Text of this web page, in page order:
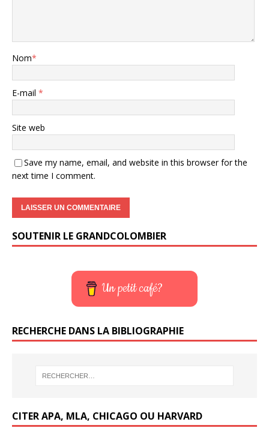
Nom*
E-mail *
Site web
Save my name, email, and website in this browser for the
next time I comment.
SOUTENIR LE GRANDCOLOMBIER
Un petit café?
RECHERCHE DANS LA BIBLIOGRAPHIE
CITER APA, MLA, CHICAGO OU HARVARD